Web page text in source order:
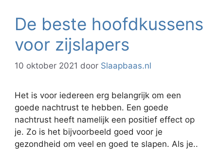
De beste hoofdkussens
voor zijslapers
10 oktober 2021 door Slaapbaas.nl
Het is voor iedereen erg belangrijk om een
goede nachtrust te hebben. Een goede
nachtrust heeft namelijk een positief effect op
je. Zo is het bijvoorbeeld goed voor je
gezondheid om veel en goed te slapen. Als je..